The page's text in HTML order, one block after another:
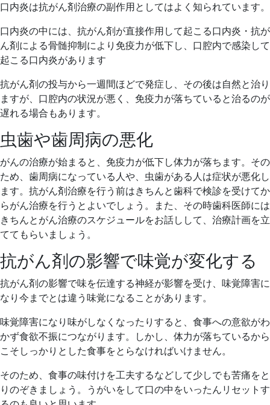
口内炎は抗がん剤治療の副作用としてはよく知られています。
口内炎の中には、抗がん剤が直接作用して起こる口内炎・抗が
ん剤による骨髄抑制により免疫力が低下し、口腔内で感染して
起こる口内炎があります
抗がん剤の投与から一週間ほどで発症し、その後は自然と治り
ますが、口腔内の状況が悪く、免疫力が落ちていると治るのが
遅れる場合もあります。
虫歯や歯周病の悪化
がんの治療が始まると、免疫力が低下し体力が落ちます。その
ため、歯周病になっている人や、虫歯がある人は症状が悪化し
ます。抗がん剤治療を行う前はきちんと歯科で検診を受けてか
らがん治療を行うとよいでしょう。また、その時歯科医師には
きちんとがん治療のスケジュールをお話しして、治療計画を立
ててもらいましょう。
抗がん剤の影響で味覚が変化する
抗がん剤の影響で味を伝達する神経が影響を受け、味覚障害に
なり今までとは違う味覚になることがあります。
味覚障害になり味がしなくなったりすると、食事への意欲がわ
かず食欲不振につながります。しかし、体力が落ちているから
こそしっかりとした食事をとらなければいけません。
そのため、食事の味付けを工夫するなどして少しでも苦痛をと
りのぞきましょう。うがいをして口の中をいったんリセットす